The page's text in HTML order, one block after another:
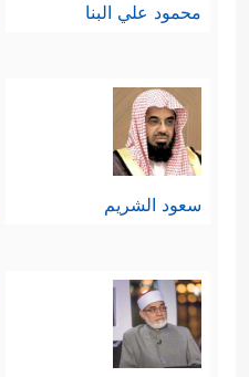
محمود علي البنا
سعود الشريم